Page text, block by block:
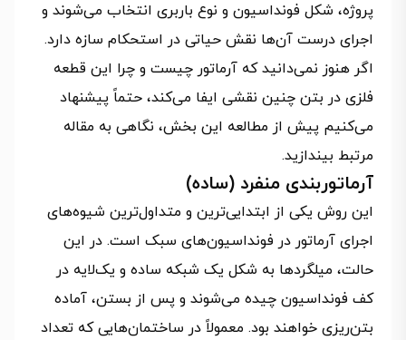
پروژه، شکل فونداسیون و نوع باربری انتخاب می‌شوند و
اجرای درست آن‌ها نقش حیاتی در استحکام سازه دارد.
اگر هنوز نمی‌دانید که آرماتور چیست و چرا این قطعه
فلزی در بتن چنین نقشی ایفا می‌کند، حتماً پیشنهاد
می‌کنیم پیش از مطالعه این بخش، نگاهی به مقاله
مرتبط بیندازید.
آرماتوربندی منفرد (ساده)
این روش یکی از ابتدایی‌ترین و متداول‌ترین شیوه‌های
اجرای آرماتور در فونداسیون‌های سبک است. در این
حالت، میلگردها به شکل یک شبکه ساده و یک‌لایه در
کف فونداسیون چیده می‌شوند و پس از بستن، آماده
بتن‌ریزی خواهند بود. معمولاً در ساختمان‌هایی که تعداد